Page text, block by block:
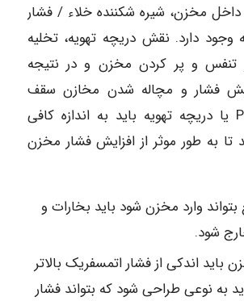
مخزن، شیره شکننده خلاء / فشار
وجود دارد. نقش دریچه تهویه، تخلیه
تنفس و پر کردن مخزن و در نتیجه
فشار و مچاله شدن مخازن سقف
شناور است. PVV یا دریچه تهویه باید به اندازه کافی
تا به طور موثر از افزایش فشار مخزن
بتواند وارد مخزن شود باید بخارات و
شود.
باید اندکی از فشار اتمسفریک بالاتر
به نوعی طراحی شود که بتواند فشار